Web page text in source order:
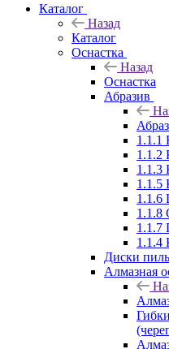
Каталог
Назад
Каталог
Оснастка
Назад
Оснастка
Абразив
1.1.1
1.1.2
1.1.3
1.1.5
1.1.6
1.1.8
1.1.7
1.1.4
Диски
Алмазная